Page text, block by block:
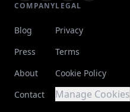
COMPANY
Blog
Press
About
Contact
LEGAL
Privacy
Terms
Cookie Policy
Manage Cookies